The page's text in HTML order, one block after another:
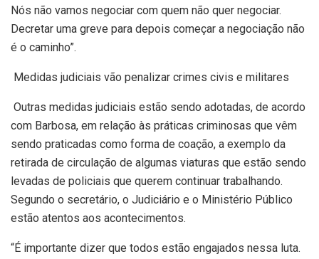
Nós não vamos negociar com quem não quer negociar.
Decretar uma greve para depois começar a negociação não
é o caminho”.
Medidas judiciais vão penalizar crimes civis e militares
Outras medidas judiciais estão sendo adotadas, de acordo
com Barbosa, em relação às práticas criminosas que vêm
sendo praticadas como forma de coação, a exemplo da
retirada de circulação de algumas viaturas que estão sendo
levadas de policiais que querem continuar trabalhando.
Segundo o secretário, o Judiciário e o Ministério Público
estão atentos aos acontecimentos.
“É importante dizer que todos estão engajados nessa luta.